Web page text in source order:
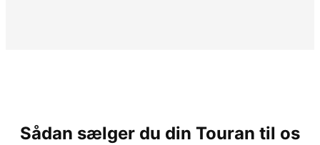
Sådan sælger du din Touran til os